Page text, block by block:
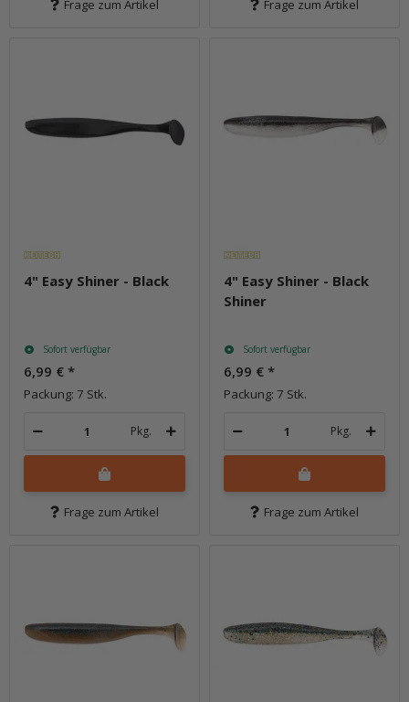
Frage zum Artikel Frage zum Artikel
4" Easy Shiner - Black
Sofort verfügbar
6,99 € *
Packung: 7 Stk.
Pkg.
Frage zum Artikel
4" Easy Shiner - Black
Shiner
Sofort verfügbar
6,99 € *
Packung: 7 Stk.
Pkg.
Frage zum Artikel